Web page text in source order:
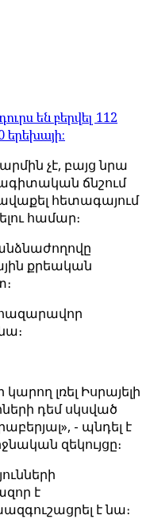
են բերվել 112
երեխայի։
չէ, բայց նրա
ճնշում
հետագայում
համար։
քրեական
հազարավոր
լռել Իսրայելի
դեմ սկսված
- պնդել է
զեկույցը։
է
է նա։